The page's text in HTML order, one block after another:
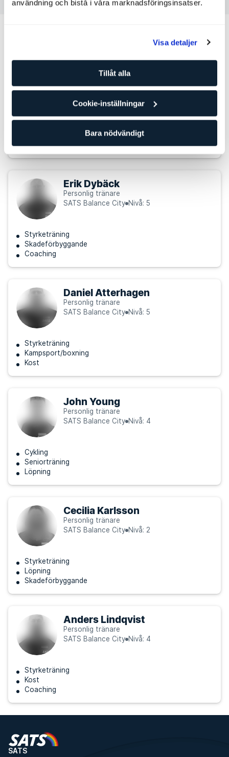
användning och bistå i våra marknadsföringsinsatser.
Visa detaljer
Tillåt alla
Cookie-inställningar
Bara nödvändigt
Jonas Anderbring
Personlig tränare
Styrketräning
Erik Dybäck
Personlig tränare
SATS Balance City Nivå: 5
Styrketräning
Skadeförbyggande
Coaching
Daniel Atterhagen
Personlig tränare
SATS Balance City Nivå: 5
Styrketräning
Kampsport/boxning
Kost
John Young
Personlig tränare
SATS Balance City Nivå: 4
Cykling
Seniorträning
Löpning
Cecilia Karlsson
Personlig tränare
SATS Balance City Nivå: 2
Styrketräning
Löpning
Skadeförbyggande
Anders Lindqvist
Personlig tränare
SATS Balance City Nivå: 4
Styrketräning
Kost
Coaching
SATS